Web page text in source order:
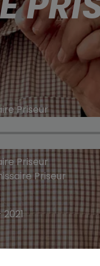
Priseur
Priseur
Priseur
2021